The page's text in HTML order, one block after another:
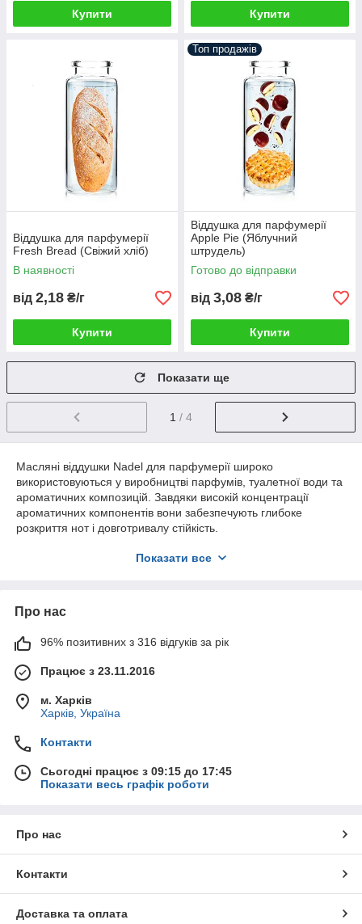
Купити Купити
Віддушка для парфумерії
Fresh Bread (Свіжий хліб)
В наявності
від 2,18 ₴/г
Купити
Топ продажів
Віддушка для парфумерії
Apple Pie (Яблучний
штрудель)
Готово до відправки
від 3,08 ₴/г
Купити
Показати ще
1 / 4
Масляні віддушки Nadel для парфумерії широко
використовуються у виробництві парфумів, туалетної води та
ароматичних композицій. Завдяки високій концентрації
ароматичних компонентів вони забезпечують глибоке
розкриття нот і довготривалу стійкість.
добре поєднуються зі спиртовими базами
великий вибір ароматів
створення ароматів у домашніх умовах.
Показати все
Про нас
96% позитивних з 316 відгуків за рік
Працює з 23.11.2016
м. Харків
Харків, Україна
Контакти
Сьогодні працює з 09:15 до 17:45
Показати весь графік роботи
Про нас
Контакти
Доставка та оплата